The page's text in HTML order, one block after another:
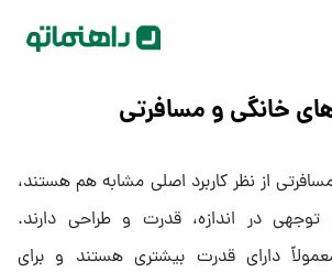
خانگی و مسافرتی
از نظر کاربرد اصلی مشابه هم هستند،
توجهی در اندازه، قدرت و طراحی دارند.
دارای قدرت بیشتری هستند و برای